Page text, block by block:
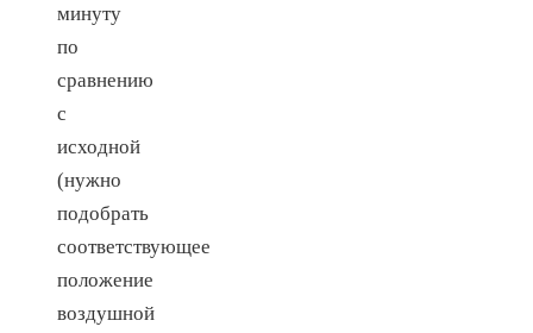
минуту
по
сравнению
с
исходной
(нужно
подобрать
соответствующее
положение
воздушной